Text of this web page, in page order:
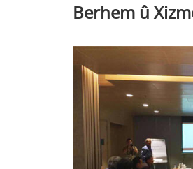
Berhem û